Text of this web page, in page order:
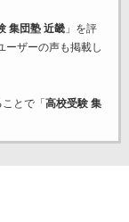
集団塾 近畿」を評
ーザーの声も掲載し
とで「 高校受験 集